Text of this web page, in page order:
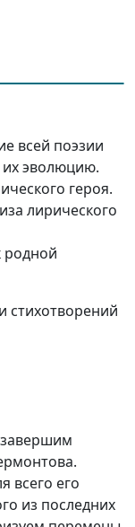
всей поэзии
эволюцию.
героя.
лирического
родной
стихотворений
завершим
всего его
из последних